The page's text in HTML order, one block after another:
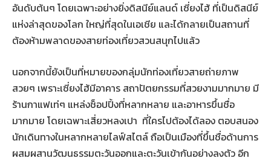
อันดับต้นๆ โดยเฉพาะอย่างยิ่งดิสนีย์แลนด์ เซี่ยงไฮ้ ที่เป็นดิสนีย์
แห่งล่าสุดของโลก ใหญ่ที่สุดในเอเชีย และได้กลายเป็นสถานที่
ต้องห้ามพลาดของสายท่องเที่ยวสวนสนุกไปแล้ว
นอกจากนี้ยังเป็นที่หมายของกลุ่มนักท่องเที่ยวสายถ่ายภาพ
สวยๆ เพราะเซี่ยงไฮ้มีอาคาร สถาปัตยกรรมที่สวยงามมากมาย มี
ร้านกาแฟเท่ๆ แหล่งช็อปปิ้งที่หลากหลาย และอาหารขึ้นชื่อ
มากมาย โดยเฉพาะเสี่ยวหลงเปา ที่ใครไปต้องได้ลอง ตอบสนอง
นักเดินทางในหลากหลายไลฟ์สไตล์ ถือเป็นเมืองที่ขึ้นชื่อด้านการ
ผสมผสานวัฒนธรรมตะวันออกและตะวันเข้ากันอย่างลงตัว อีก